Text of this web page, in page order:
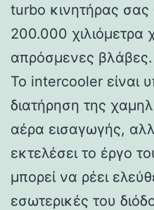
turbo κινητήρας σας
200.000 χιλιόμετρα
απρόσμενες βλάβες.
Το intercooler είναι
διατήρηση της
αέρα εισαγωγής,
εκτελέσει το έργο
μπορεί να ρέει
εσωτερικές του